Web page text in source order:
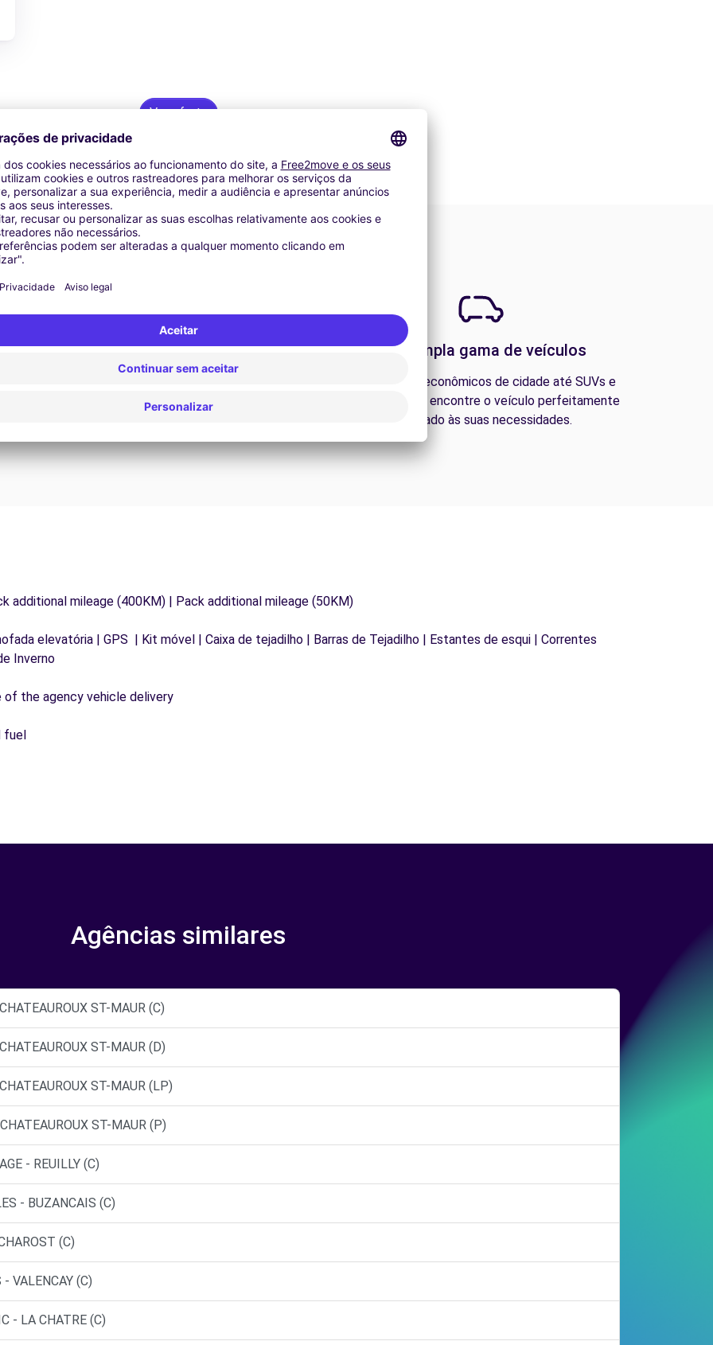
Ver oferta
Assistência 24/7
está disponível a qualquer momento para garantir
Uma ampla gama de veículos
Desde carros econômicos de cidade até SUVs e
vans familiares, encontre o veículo perfeitamente
adequado às suas necessidades.
additional mileage (400KM) | Pack additional mileage (50KM)
elevatória | GPS | Kit móvel | Caixa de tejadilho | Barras de Tejadilho | Estantes de esqui | Correntes
Inverno
the agency vehicle delivery
fuel
Agências similares
ST-MAUR (C)
ST-MAUR (D)
ST-MAUR (LP)
ST-MAUR (P)
- REUILLY (C)
- BUZANCAIS (C)
(C)
VALENCAY (C)
- LA CHATRE (C)